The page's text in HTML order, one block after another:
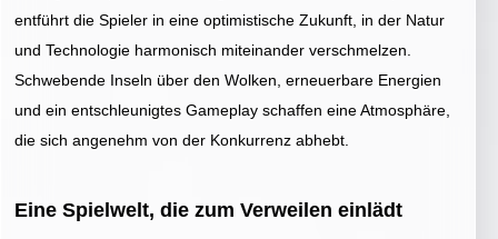
entführt die Spieler in eine optimistische Zukunft, in der Natur
und Technologie harmonisch miteinander verschmelzen.
Schwebende Inseln über den Wolken, erneuerbare Energien
und ein entschleunigtes Gameplay schaffen eine Atmosphäre,
die sich angenehm von der Konkurrenz abhebt.
Eine Spielwelt, die zum Verweilen einlädt